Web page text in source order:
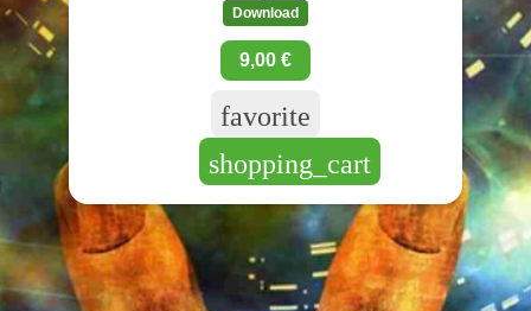
Download
9,00 €
favorite
shopping_cart